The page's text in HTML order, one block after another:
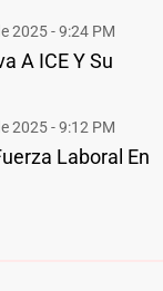
2025 - 9:24 PM
A ICE Y Su
2025 - 9:12 PM
Laboral En